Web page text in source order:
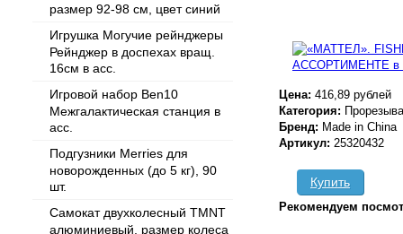
размер 92-98 см, цвет синий
Игрушка Могучие рейнджеры
Рейнджер в доспехах вращ.
16см в асс.
Игровой набор Ben10
Межгалактическая станция в
асс.
Подгузники Merries для
новорожденных (до 5 кг), 90
шт.
Самокат двухколесный TMNT
алюминиевый, размер колеса
Цена: 416,89 рублей
Категория:
Бренд: Made in China
Артикул: 25320432
Купить
Рекомендуем